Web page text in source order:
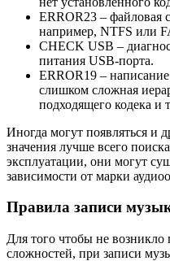
ERROR23 – файловая
например, NTFS или
CHECK USB –
питания USB-порта.
ERROR19 –
слишком сложная
подходящего кодека и
Иногда могут появляться и
значения лучше всего
эксплуатации, они могут
зависимости от марки
Правила записи
Для того чтобы не возникло
сложностей, при записи